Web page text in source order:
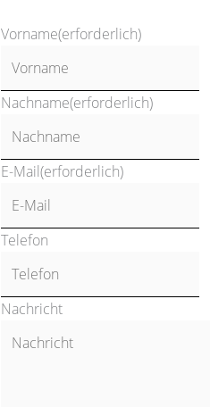
Vorname(erforderlich)
Nachname(erforderlich)
E-Mail(erforderlich)
Telefon
Nachricht